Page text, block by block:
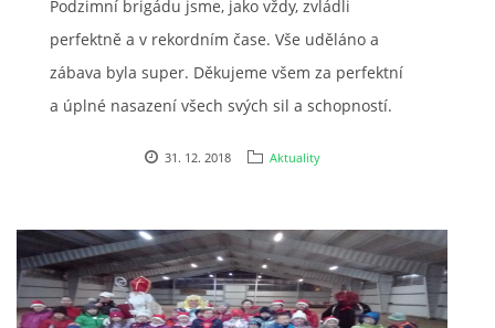
7:4 (VELKÝ PÁTEK) KROUŽEK NEBUDE
JARNÍ BRIGÁDA 20.5.2023
NABÍZÍME BRIGÁDU U NÁS VE STÁJI. PRO BLIŽŠÍ INFO
VOLEJTE 604265192
Podzimní brigádu jsme, jako vždy, zvládli
perfektně a v rekordním čase. Vše uděláno a
zábava byla super. Děkujeme všem za perfektní
a úplné nasazení všech svých sil a schopností.
31. 12. 2018 Aktuality